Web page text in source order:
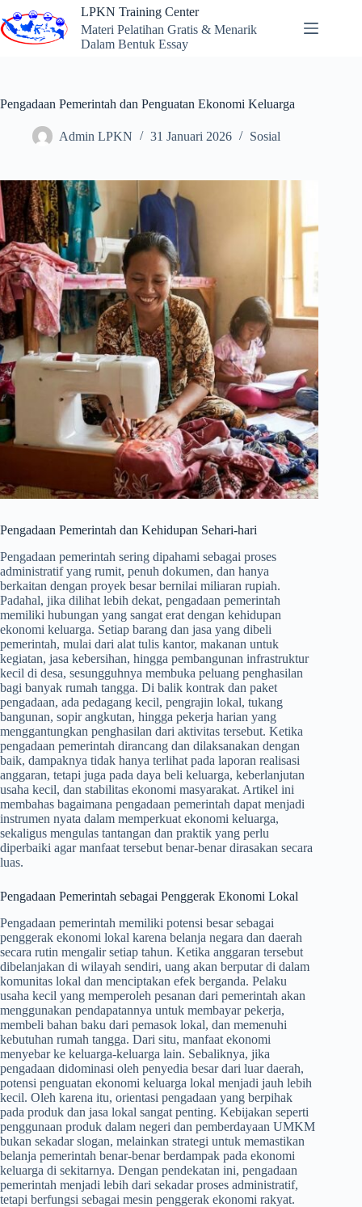
to
content
LPKN Training Center
Materi Pelatihan Gratis & Menarik
Dalam Bentuk Essay
Pengadaan Pemerintah dan Penguatan Ekonomi Keluarga
Admin LPKN 31 Januari 2026 Sosial
Pengadaan Pemerintah dan Kehidupan Sehari-hari
Pengadaan pemerintah sering dipahami sebagai proses
administratif yang rumit, penuh dokumen, dan hanya
berkaitan dengan proyek besar bernilai miliaran rupiah.
Padahal, jika dilihat lebih dekat, pengadaan pemerintah
memiliki hubungan yang sangat erat dengan kehidupan
ekonomi keluarga. Setiap barang dan jasa yang dibeli
pemerintah, mulai dari alat tulis kantor, makanan untuk
kegiatan, jasa kebersihan, hingga pembangunan infrastruktur
kecil di desa, sesungguhnya membuka peluang penghasilan
bagi banyak rumah tangga. Di balik kontrak dan paket
pengadaan, ada pedagang kecil, pengrajin lokal, tukang
bangunan, sopir angkutan, hingga pekerja harian yang
menggantungkan penghasilan dari aktivitas tersebut. Ketika
pengadaan pemerintah dirancang dan dilaksanakan dengan
baik, dampaknya tidak hanya terlihat pada laporan realisasi
anggaran, tetapi juga pada daya beli keluarga, keberlanjutan
usaha kecil, dan stabilitas ekonomi masyarakat. Artikel ini
membahas bagaimana pengadaan pemerintah dapat menjadi
instrumen nyata dalam memperkuat ekonomi keluarga,
sekaligus mengulas tantangan dan praktik yang perlu
diperbaiki agar manfaat tersebut benar-benar dirasakan secara
luas.
Pengadaan Pemerintah sebagai Penggerak Ekonomi Lokal
Pengadaan pemerintah memiliki potensi besar sebagai
penggerak ekonomi lokal karena belanja negara dan daerah
secara rutin mengalir setiap tahun. Ketika anggaran tersebut
dibelanjakan di wilayah sendiri, uang akan berputar di dalam
komunitas lokal dan menciptakan efek berganda. Pelaku
usaha kecil yang memperoleh pesanan dari pemerintah akan
menggunakan pendapatannya untuk membayar pekerja,
membeli bahan baku dari pemasok lokal, dan memenuhi
kebutuhan rumah tangga. Dari situ, manfaat ekonomi
menyebar ke keluarga-keluarga lain. Sebaliknya, jika
pengadaan didominasi oleh penyedia besar dari luar daerah,
potensi penguatan ekonomi keluarga lokal menjadi jauh lebih
kecil. Oleh karena itu, orientasi pengadaan yang berpihak
pada produk dan jasa lokal sangat penting. Kebijakan seperti
penggunaan produk dalam negeri dan pemberdayaan UMKM
bukan sekadar slogan, melainkan strategi untuk memastikan
belanja pemerintah benar-benar berdampak pada ekonomi
keluarga di sekitarnya. Dengan pendekatan ini, pengadaan
pemerintah menjadi lebih dari sekadar proses administratif,
tetapi berfungsi sebagai mesin penggerak ekonomi rakyat.